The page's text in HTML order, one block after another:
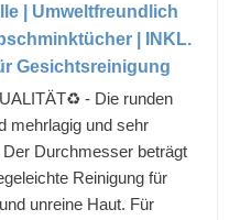
| Umweltfreundlich
| INKL.
Gesichtsreinigung
- Die runden
mehrlagig und sehr
Durchmesser beträgt
Reinigung für
unreine Haut. Für